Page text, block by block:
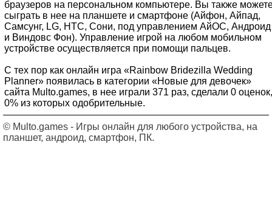
браузеров на персональном компьютере. Вы также
сыграть в нее на планшете и смартфоне (Айфон, Айпад,
Самсунг, LG, HTC, Сони, под управлением АйОС, Андроид
и Виндовс Фон). Управление игрой на любом мобильном
устройстве осуществляется при помощи пальцев.
С тех пор как онлайн игра «Rainbow Bridezilla Wedding
Planner» появилась в категории «Новые для девочек»
сайта Multo.games, в нее играли 371 раз, сделали 0 оценок,
0% из которых одобрительные.
© Multo.games - Игры онлайн для любого устройства, на
планшет, андроид, смартфон, ПК.